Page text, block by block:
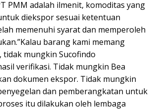
PMM adalah ilmenit, komoditas yang
diekspor sesuai ketentuan
memenuhi syarat dan memperoleh
barang kami memang
mungkin Sucofindo
verifikasi. Tidak mungkin Bea
dokumen ekspor. Tidak mungkin
dan pemberangkatan untuk
itu dilakukan oleh lembaga